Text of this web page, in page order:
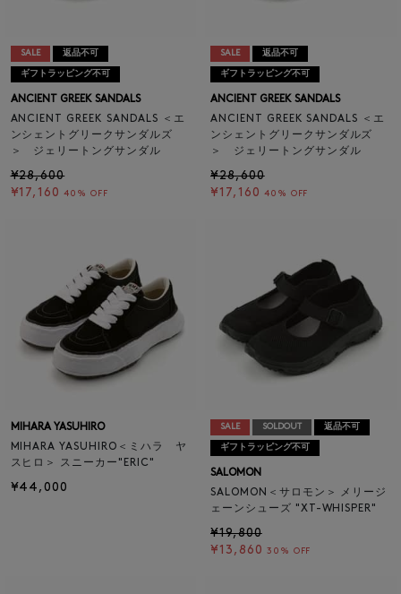
SALE 返品不可
ギフトラッピング不可
ANCIENT GREEK SANDALS
ANCIENT GREEK SANDALS ＜エ
ンシェントグリークサンダルズ
＞ ジェリートングサンダル
¥28,600
¥17,160 40% OFF
SALE 返品不可
ギフトラッピング不可
ANCIENT GREEK SANDALS
ANCIENT GREEK SANDALS ＜エ
ンシェントグリークサンダルズ
＞ ジェリートングサンダル
¥28,600
¥17,160 40% OFF
MIHARA YASUHIRO
MIHARA YASUHIRO＜ミハラ ヤ
スヒロ＞ スニーカー"ERIC"
¥44,000
SALE SOLDOUT 返品不可
ギフトラッピング不可
SALOMON
SALOMON＜サロモン＞ メリージ
ェーンシューズ "XT-WHISPER"
¥19,800
¥13,860 30% OFF